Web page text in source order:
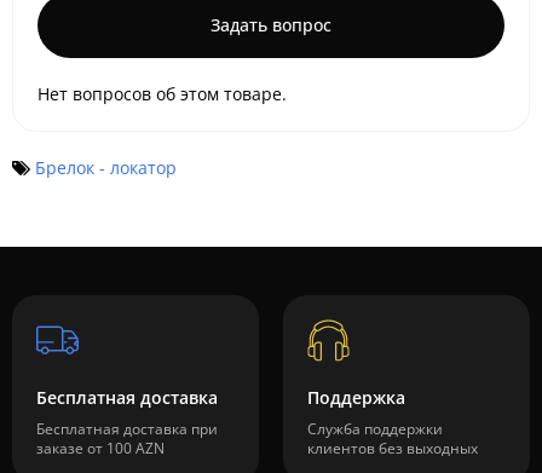
Задать вопрос
Нет вопросов об этом товаре.
Брелок - локатор
Бесплатная доставка
Бесплатная доставка при
заказе от 100 AZN
Поддержка
Служба поддержки
клиентов без выходных